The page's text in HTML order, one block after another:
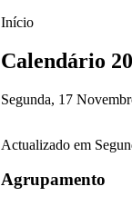
Início
Calendário
Segunda, 17
Actualizado em
Agrupamento